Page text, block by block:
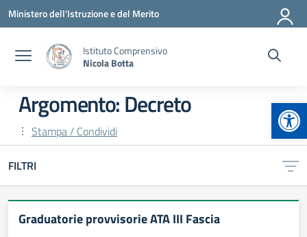
Vai ai contenuti
Vai al menu di navigazione
Vai al footer
Ministero dell'Istruzione e del Merito
Istituto Comprensivo
Nicola Botta
Argomento: Decreto
Stampa / Condividi
FILTRI
Graduatorie provvisorie ATA III Fascia